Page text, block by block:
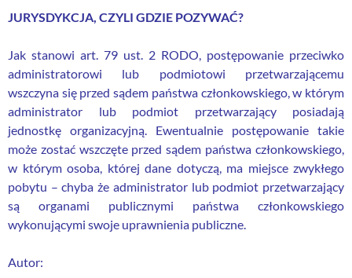
JURYSDYKCJA, CZYLI GDZIE POZYWAĆ?
Jak stanowi art. 79 ust. 2 RODO, postępowanie przeciwko
administratorowi lub podmiotowi przetwarzającemu
wszczyna się przed sądem państwa członkowskiego, w którym
administrator lub podmiot przetwarzający posiadają
jednostkę organizacyjną. Ewentualnie postępowanie takie
może zostać wszczęte przed sądem państwa członkowskiego,
w którym osoba, której dane dotyczą, ma miejsce zwykłego
pobytu – chyba że administrator lub podmiot przetwarzający
są organami publicznymi państwa członkowskiego
wykonującymi swoje uprawnienia publiczne.
Autor: